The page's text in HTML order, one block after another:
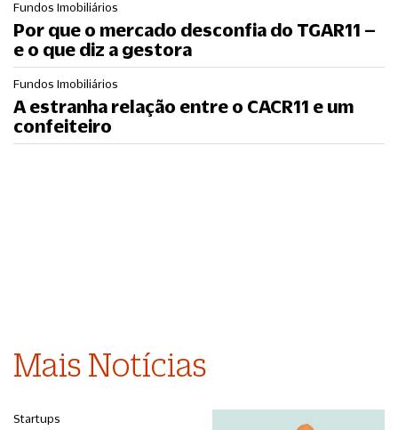
Fundos Imobiliários
Por que o mercado desconfia do TGAR11 –
e o que diz a gestora
Fundos Imobiliários
A estranha relação entre o CACR11 e um
confeiteiro
Mais Notícias
Startups